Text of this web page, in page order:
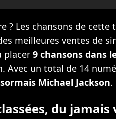
? Les chansons de
meilleures ventes de
placer 9 chansons dans
Avec un total de 14
Michael Jackson.
du jamais